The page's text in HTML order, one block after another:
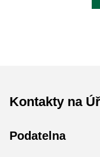
Kontakty na
Podatelna